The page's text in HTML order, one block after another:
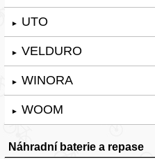
► UTO
► VELDURO
► WINORA
► WOOM
Náhradní baterie a repase